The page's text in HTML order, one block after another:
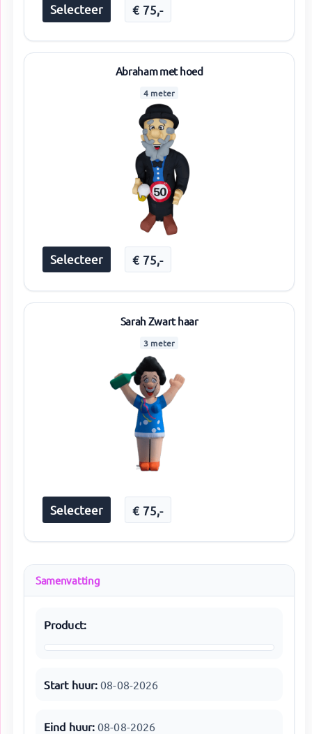
Selecteer € 75,-
Abraham met hoed
4 meter
Selecteer € 75,-
Sarah Zwart haar
3 meter
Selecteer € 75,-
Samenvatting
Product:
Start huur: 08-08-2026
Eind huur: 08-08-2026